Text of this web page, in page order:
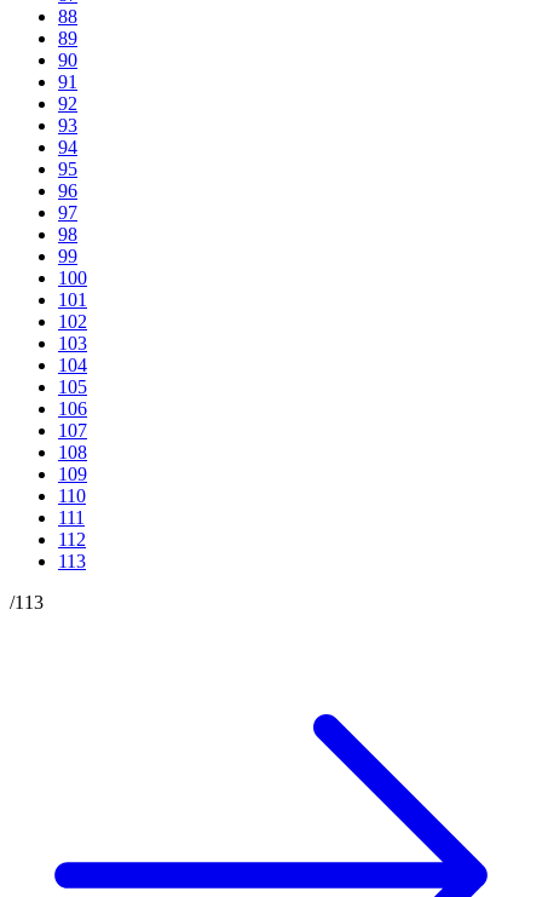
88
89
90
91
92
93
94
95
96
97
98
99
100
101
102
103
104
105
106
107
108
109
110
111
112
113
/113